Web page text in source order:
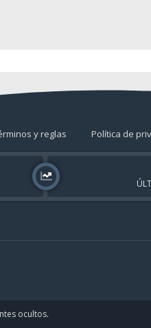
y reglas Política de
ocultos.